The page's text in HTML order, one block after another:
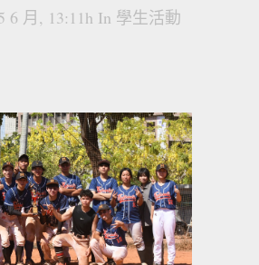
6 月, 13:11h In 學生活動